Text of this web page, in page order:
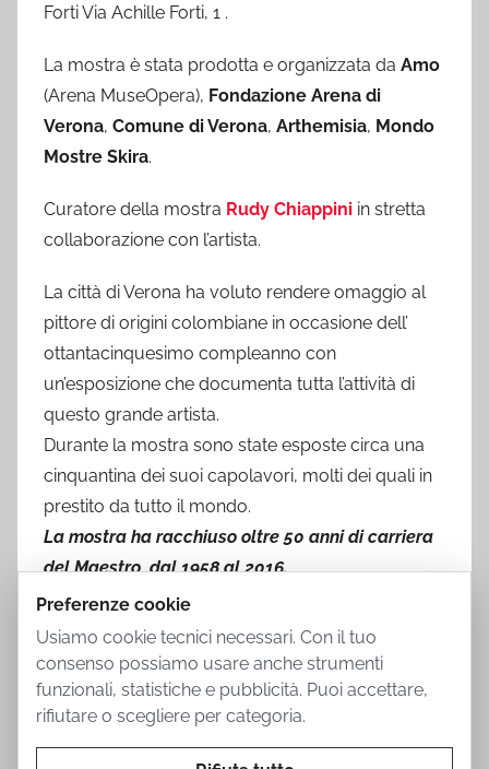
Forti Via Achille Forti, 1 .
La mostra è stata prodotta e organizzata da Amo
(Arena MuseOpera), Fondazione Arena di
Verona, Comune di Verona, Arthemisia, Mondo
Mostre Skira.
Curatore della mostra Rudy Chiappini in stretta
collaborazione con l’artista.
La città di Verona ha voluto rendere omaggio al
pittore di origini colombiane in occasione dell’
ottantacinquesimo compleanno con
un’esposizione che documenta tutta l’attività di
questo grande artista.
Durante la mostra sono state esposte circa una
cinquantina dei suoi capolavori, molti dei quali in
prestito da tutto il mondo.
La mostra ha racchiuso oltre 50 anni di carriera
del Maestro, dal 1958 al 2016.
Preferenze cookie
Usiamo cookie tecnici necessari. Con il tuo
consenso possiamo usare anche strumenti
funzionali, statistiche e pubblicità. Puoi accettare,
rifiutare o scegliere per categoria.